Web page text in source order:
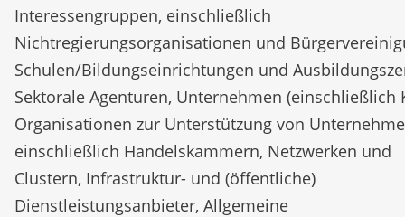
Interessengruppen, einschließlich
Nichtregierungsorganisationen und
Schulen/Bildungseinrichtungen und
Sektorale Agenturen, Unternehmen (einschließlich
Organisationen zur Unterstützung von
einschließlich Handelskammern, Netzwerken und
Clustern, Infrastruktur- und (öffentliche)
Dienstleistungsanbieter, Allgemeine